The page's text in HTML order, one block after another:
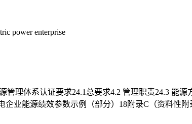
power enterprise
理体系认证要求24.1总要求4.2 管理职责24.3 能源
企业能源绩效参数示例（部分）18附录C（资料性